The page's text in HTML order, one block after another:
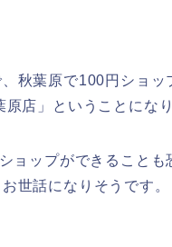
秋葉原で100円ショッ
原店」ということになり
ョップができることも
世話になりそうです。